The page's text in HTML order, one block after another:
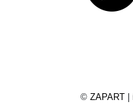
© ZAPART